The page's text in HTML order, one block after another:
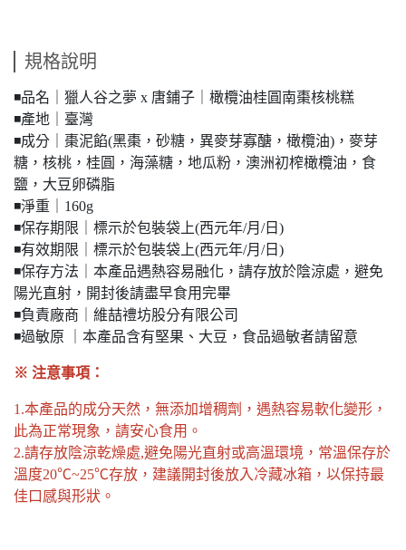
規格說明
◾️品名｜獵人谷之夢 x 唐鋪子｜橄欖油桂圓南棗核桃糕
◾️產地｜臺灣
◾️成分｜棗泥餡(黑棗，砂糖，異麥芽寡醣，橄欖油)，麥芽
糖，核桃，桂圓，海藻糖，地瓜粉，澳洲初榨橄欖油，食
鹽，大豆卵磷脂
◾️淨重｜160g
◾️保存期限｜標示於包裝袋上(西元年/月/日)
◾️有效期限｜標示於包裝袋上(西元年/月/日)
◾️保存方法｜本產品遇熱容易融化，請存放於陰涼處，避免
陽光直射，開封後請盡早食用完畢
◾️負責廠商｜維喆禮坊股分有限公司
◾️過敏原 ｜本產品含有堅果、大豆，食品過敏者請留意
※ 注意事項：
1.本產品的成分天然，無添加增稠劑，遇熱容易軟化變形，
此為正常現象，請安心食用。
2.請存放陰涼乾燥處,避免陽光直射或高溫環境，常溫保存於
溫度20℃~25℃存放，建議開封後放入冷藏冰箱，以保持最
佳口感與形狀。